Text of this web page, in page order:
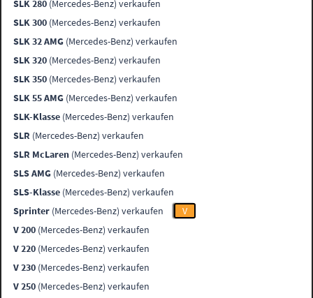
SLK 280 (Mercedes-Benz) verkaufen
SLK 300 (Mercedes-Benz) verkaufen
SLK 32 AMG (Mercedes-Benz) verkaufen
SLK 320 (Mercedes-Benz) verkaufen
SLK 350 (Mercedes-Benz) verkaufen
SLK 55 AMG (Mercedes-Benz) verkaufen
SLK-Klasse (Mercedes-Benz) verkaufen
SLR (Mercedes-Benz) verkaufen
SLR McLaren (Mercedes-Benz) verkaufen
SLS AMG (Mercedes-Benz) verkaufen
SLS-Klasse (Mercedes-Benz) verkaufen
Sprinter (Mercedes-Benz) verkaufen
V
V 200 (Mercedes-Benz) verkaufen
V 220 (Mercedes-Benz) verkaufen
V 230 (Mercedes-Benz) verkaufen
V 250 (Mercedes-Benz) verkaufen